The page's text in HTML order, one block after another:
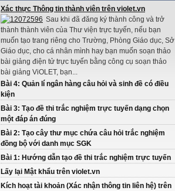
Xác thực Thông tin thành viên trên violet.vn
Sau khi đã đăng ký thành công và trở
thành thành viên của Thư viện trực tuyến, nếu bạn
muốn tạo trang riêng cho Trường, Phòng Giáo dục, Sở
Giáo dục, cho cá nhân mình hay bạn muốn soạn thảo
bài giảng điện tử trực tuyến bằng công cụ soạn thảo
bài giảng ViOLET, bạn...
Bài 4: Quản lí ngân hàng câu hỏi và sinh đề có điều
kiện
Bài 3: Tạo đề thi trắc nghiệm trực tuyến dạng chọn
một đáp án đúng
Bài 2: Tạo cây thư mục chứa câu hỏi trắc nghiệm
đồng bộ với danh mục SGK
Bài 1: Hướng dẫn tạo đề thi trắc nghiệm trực tuyến
Lấy lại Mật khẩu trên violet.vn
Kích hoạt tài khoản (Xác nhận thông tin liên hệ) trên